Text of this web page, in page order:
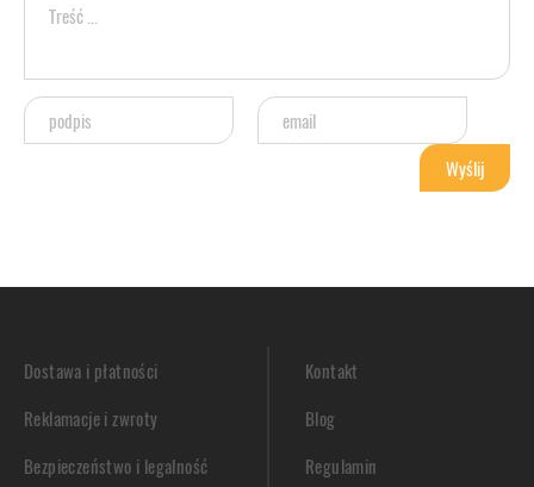
Dostawa i płatności
Reklamacje i zwroty
Bezpieczeństwo i legalność
Kontakt
Blog
Regulamin